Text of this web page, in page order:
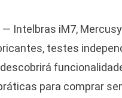
Intelbras iM7,
testes
para comprar